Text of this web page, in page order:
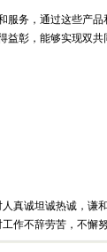
务，通过这些产品
彰，能够实现双共
真诚坦诚热诚，谦
作不辞劳苦，不懈